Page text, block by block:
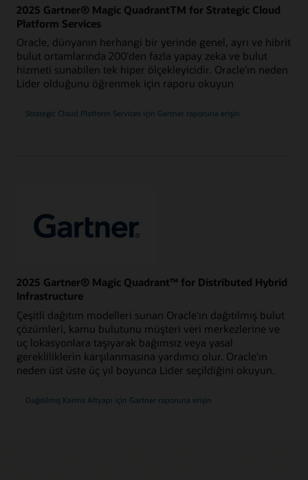
2025 Gartner® Magic QuadrantTM for Strategic Cloud
Platform Services
Oracle, dünyanın herhangi bir yerinde genel, ayrı ve hibrit
bulut ortamlarında 200'den fazla yapay zeka ve bulut
hizmeti sunabilen tek hiper ölçekleyicidir. Oracle'ın neden
Lider olduğunu öğrenmek için raporu okuyun
Strategic Cloud Platform Services için
Gartner
Gartner raporuna erişin
2025 Gartner® Magic Quadrant™ for Distributed Hybrid
Infrastructure
Çeşitli dağıtım modelleri sunan Oracle'ın dağıtılmış bulut
çözümleri, kamu bulutunu müşteri veri merkezlerine ve
uç lokasyonlara taşıyarak bağımsız veya yasal
gerekliliklerin karşılanmasına yardımcı olur. Oracle'ın
neden üst üste üç yıl boyunca Lider seçildiğini okuyun.
Dağıtılmış Karma Altyapı için
Gartner
Gartner raporuna erişin